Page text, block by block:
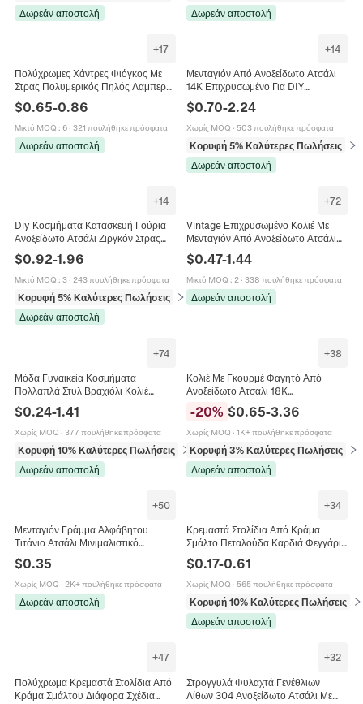
Δωρεάν αποστολή
Δωρεάν αποστολή
+17
Πολύχρωμες Χάντρες Φιόγκος Με
Στρας Πολυμερικός Πηλός Λαμπερά
Κρεμαστά Για Κατασκευή
Κοσμημάτων Κολιέ Μπρελόκ
$0.65-0.86
Μικτό MOQ : 6· 321 πουλήθηκε πρόσφατα
Δωρεάν αποστολή
+14
Μενταγιόν Από Ανοξείδωτο Ατσάλι
14K Επιχρυσωμένο Για DIY
Κατασκευή Κοσμημάτων Κοχύλι
Ιππόκαμπος Μέλισσα Καρδιά Αστέρι
$0.70-2.24
Χωρίς MOQ · 503 πουλήθηκε πρόσφατα
Κορυφή 5% Καλύτερες Πωλήσεις
σε
Δωρεάν αποστολή
+14
Diy Κοσμήματα Κατασκευή Γούρια
Ανοξείδωτο Ατσάλι Ζιργκόν Στρας
Μενταγιόν Για Κολιέ Βραχιόλια
Αξεσουάρ
$0.92-1.96
Μικτό MOQ : 3· 243 πουλήθηκε πρόσφατα
Κορυφή 5% Καλύτερες Πωλήσεις
σε Μπρελόκ (γούρια)
Δωρεάν αποστολή
+72
Vintage Επιχρυσωμένο Κολιέ Με
Μενταγιόν Από Ανοξείδωτο Ατσάλι
Για Γυναίκες Ήλιος Φεγγάρι Ζώο
Κοχύλι Τριαντάφυλλο Κόσμημα
$0.47-1.44
Μικτό MOQ : 2· 338 πουλήθηκε πρόσφατα
Δωρεάν αποστολή
+74
Μόδα Γυναικεία Κοσμήματα
Πολλαπλά Στυλ Βραχιόλι Κολιέ
Πεταλούδα Καρδιά Κράμα
Ανοξείδωτο Ατσάλι Τεχνητό
Μαργαριτάρι Ρυθμιζόμενη
$0.24-1.41
Χωρίς MOQ · 377 πουλήθηκε πρόσφατα
Κορυφή 10% Καλύτερες Πωλήσεις
σε Βραχιόλια
Δωρεάν αποστολή
+38
Κολιέ Με Γκουρμέ Φαγητό Από
Ανοξείδωτο Ατσάλι 18K
Επιχρυσωμένο DIY Κρουασάν Πίτσα
Ντόνατ Σμάλτο Κοσμήματα
-20% $0.65-3.36
Χωρίς MOQ · 1K+ πουλήθηκε πρόσφατα
Κορυφή 3% Καλύτερες Πωλήσεις
σε
Δωρεάν αποστολή
+50
Μενταγιόν Γράμμα Αλφάβητου
Τιτάνιο Ατσάλι Μινιμαλιστικό
Αξεσουάρ Κοσμημάτων DIY Trendy
Γράμματα
$0.35
Χωρίς MOQ · 2K+ πουλήθηκε πρόσφατα
Δωρεάν αποστολή
+34
Κρεμαστά Στολίδια Από Κράμα
Σμάλτο Πεταλούδα Καρδιά Φεγγάρι
Αστέρι Για Κατασκευή Κοσμημάτων
DIY Κολιέ
$0.17-0.61
Χωρίς MOQ · 565 πουλήθηκε πρόσφατα
Κορυφή 10% Καλύτερες Πωλήσεις
Δωρεάν αποστολή
+47
Πολύχρωμα Κρεμαστά Στολίδια Από
Κράμα Σμάλτου Διάφορα Σχέδια
+32
Στρογγυλά Φυλαχτά Γενέθλιων
Λίθων 304 Ανοξείδωτο Ατσάλι Με